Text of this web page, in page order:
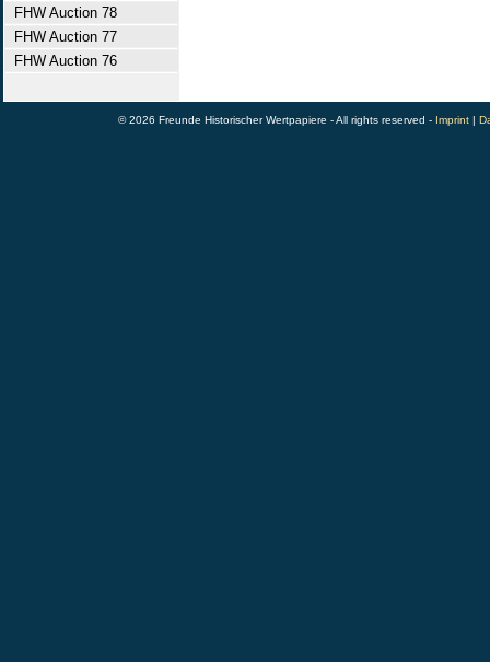
FHW Auction 78
FHW Auction 77
FHW Auction 76
© 2026 Freunde Historischer Wertpapiere - All rights reserved - Imprint |